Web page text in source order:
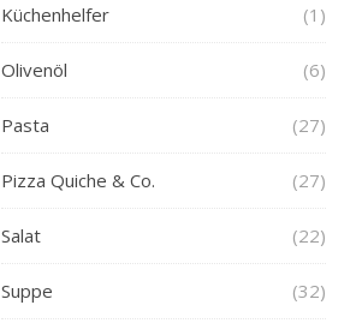
Küchenhelfer (1)
Olivenöl (6)
Pasta (27)
Pizza Quiche & Co. (27)
Salat (22)
Suppe (32)